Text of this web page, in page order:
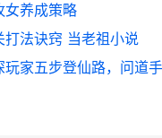
女养成策略
法诀窍 当老祖小说